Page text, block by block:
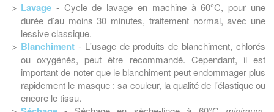
Lavage - Cycle de lavage en machine à 60°C, pour une
durée d’au moins 30 minutes, traitement normal, avec une
lessive classique.
Blanchiment - L'usage de produits de blanchiment, chlorés
ou oxygénés, peut être recommandé. Cependant, il est
important de noter que le blanchiment peut endommager plus
rapidement le masque : sa couleur, la qualité de l'élastique ou
encore le tissu.